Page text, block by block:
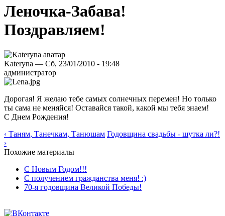
Леночка-Забава!
Поздравляем!
Kateryna — Сб, 23/01/2010 - 19:48
администратор
Дорогая! Я желаю тебе самых солнечных перемен! Но только
ты сама не меняйся! Оставайся такой, какой мы тебя знаем!
С Днем Рождения!
‹ Таням, Танечкам, Танюшам Годовщина свадьбы - шутка ли?!
›
Похожие материалы
С Новым Годом!!!
С получением гражданства меня! :)
70-я годовщина Великой Победы!